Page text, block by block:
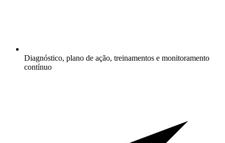
Diagnóstico, plano de ação, treinamentos e monitoramento
contínuo